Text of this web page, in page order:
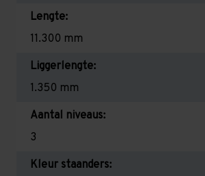
Lengte:
11.300 mm
Liggerlengte:
1.350 mm
Aantal niveaus:
3
Kleur staanders: